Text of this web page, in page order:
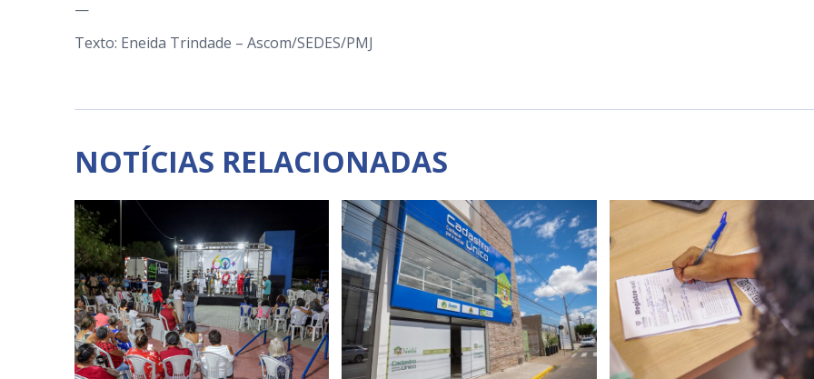
—
Texto: Eneida Trindade – Ascom/SEDES/PMJ
NOTÍCIAS RELACIONADAS